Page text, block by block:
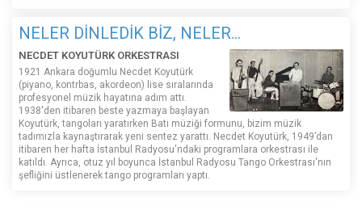
NELER DİNLEDİK BİZ, NELER...
NECDET KOYUTÜRK ORKESTRASI
1921 Ankara doğumlu Necdet Koyutürk
(piyano, kontrbas, akordeon) lise sıralarında
profesyonel müzik hayatına adım attı.
1938'den itibaren beste yazmaya başlayan
Koyutürk, tangoları yaratırken Batı müziği formunu, bizim müzik
tadımızla kaynaştırarak yeni sentez yarattı. Necdet Koyutürk, 1949’dan
itibaren her hafta İstanbul Radyosu'ndaki programlara orkestrası ile
katıldı. Ayrıca, otuz yıl boyunca İstanbul Radyosu Tango Orkestrası'nın
şefliğini üstlenerek tango programları yaptı.